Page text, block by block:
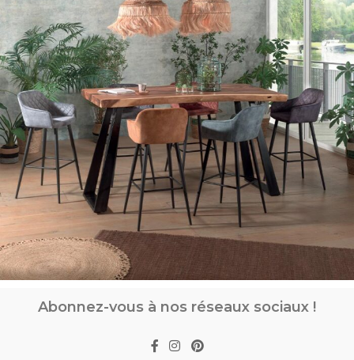
Abonnez-vous à nos réseaux sociaux !